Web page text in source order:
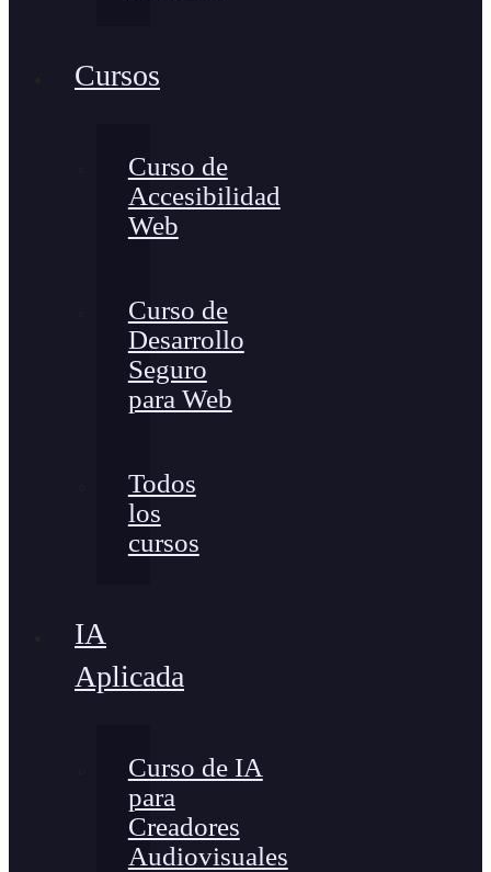
Cursos
Curso de
Accesibilidad
Web
Curso de
Desarrollo
Seguro
para Web
Todos
los
cursos
IA
Aplicada
Curso de IA
para
Creadores
Audiovisuales